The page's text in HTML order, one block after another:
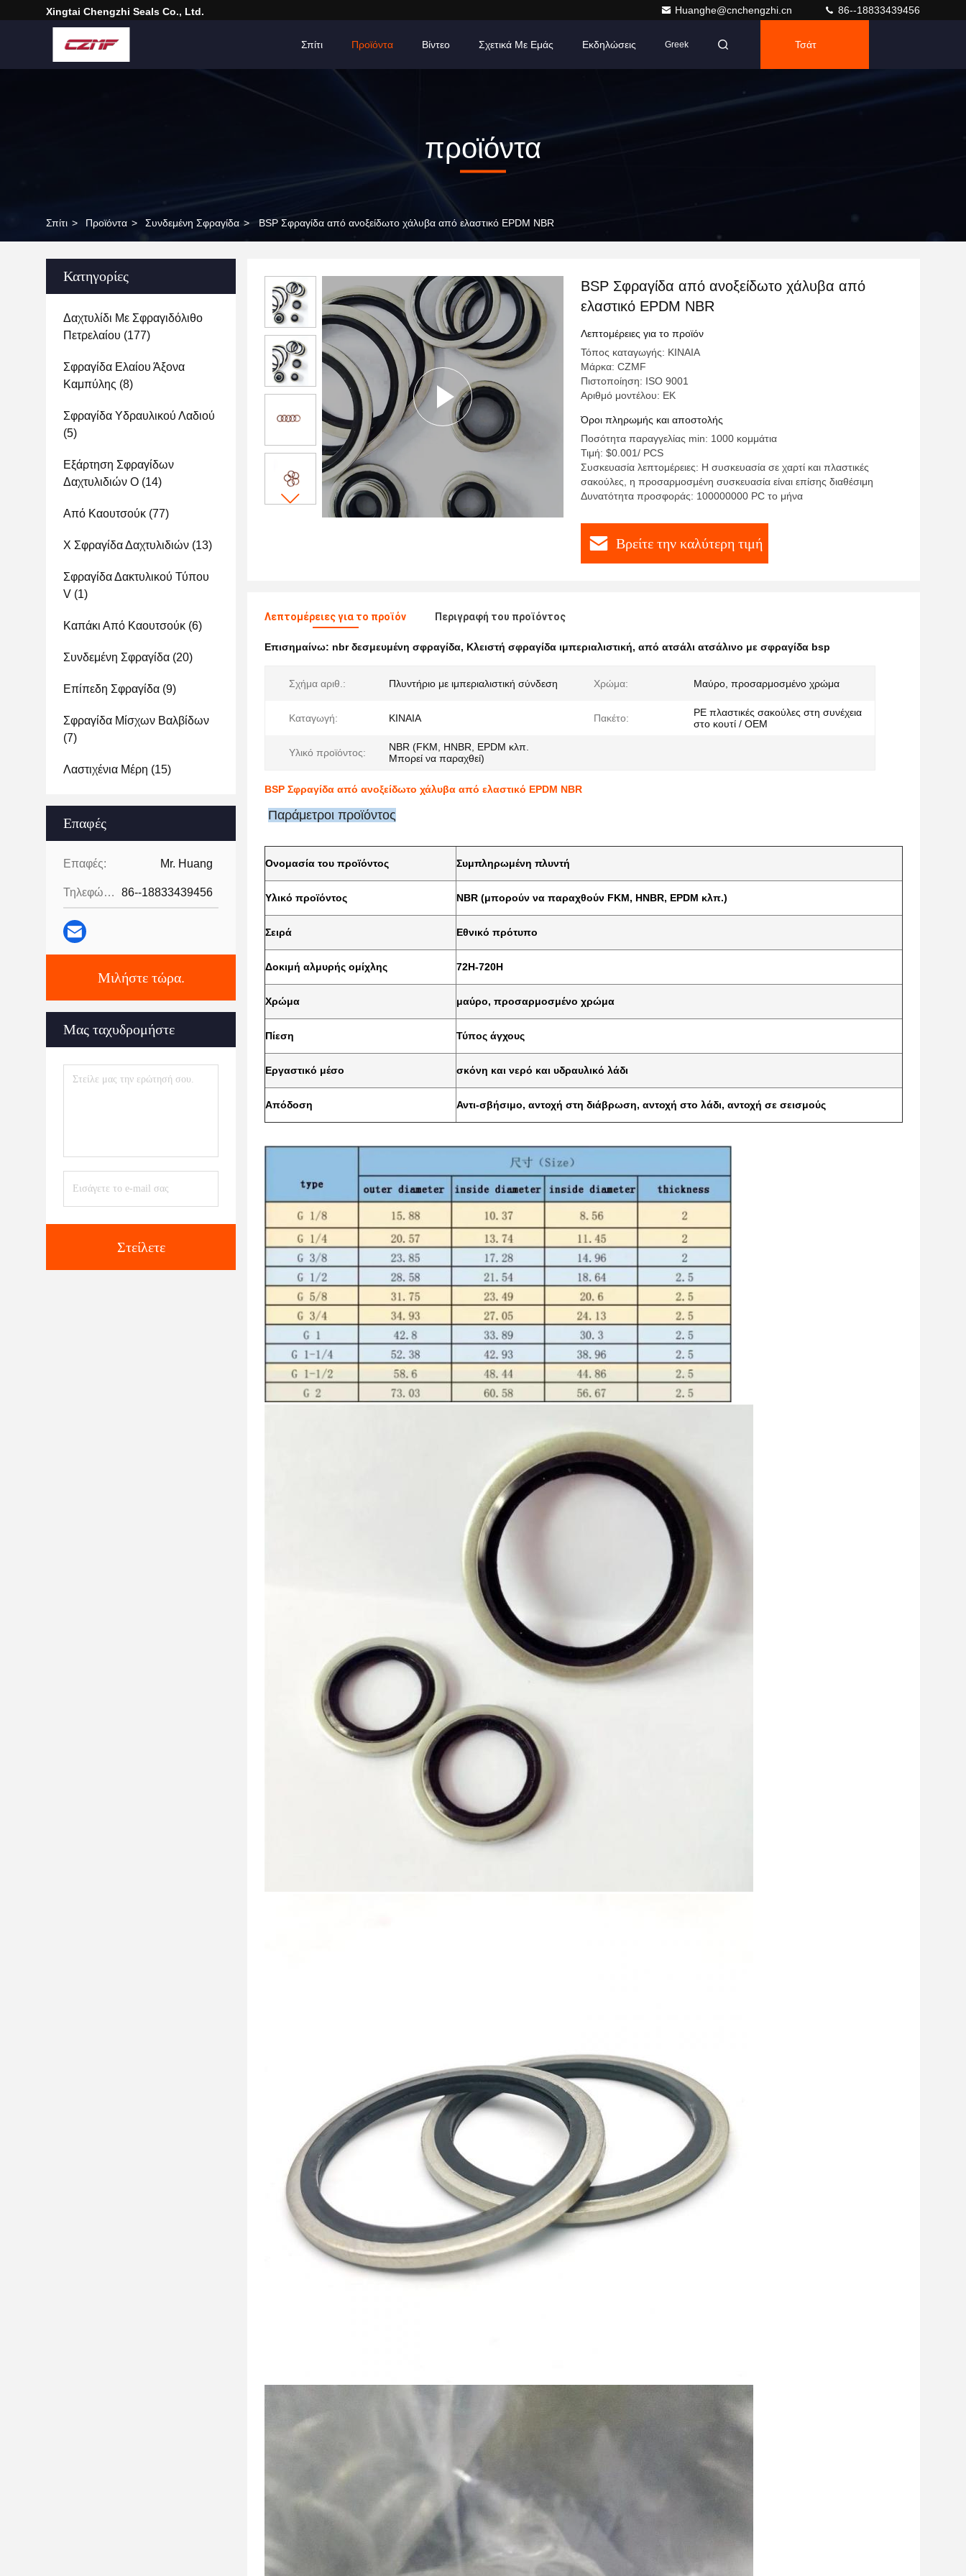
Αφήστε ένα μήνυμα
We bellen je snel terug!
υποβολή
Xingtai Chengzhi Seals Co., Ltd. Huanghe@cnchengzhi.cn 86--18833439456
Σπίτι Προϊόντα Βίντεο Σχετικά Με Εμάς Εκδηλώσεις Greek Τσάτ
προϊόντα
Σπίτι > Προϊόντα > Συνδεμένη Σφραγίδα > BSP Σφραγίδα από ανοξείδωτο χάλυβα από ελαστικό EPDM NBR
Κατηγορίες
Δαχτυλίδι Με Σφραγιδόλιθο
Πετρελαίου (177)
Σφραγίδα Ελαίου Άξονα
Καμπύλης (8)
Σφραγίδα Υδραυλικού Λαδιού
(5)
Εξάρτηση Σφραγίδων
Δαχτυλιδιών Ο (14)
Από Καουτσούκ (77)
Χ Σφραγίδα Δαχτυλιδιών (13)
Σφραγίδα Δακτυλικού Τύπου
V (1)
Καπάκι Από Καουτσούκ (6)
Συνδεμένη Σφραγίδα (20)
Επίπεδη Σφραγίδα (9)
Σφραγίδα Μίσχων Βαλβίδων
(7)
Λαστιχένια Μέρη (15)
Επαφές
Επαφές: Mr. Huang
Τηλεφώνημα: 86--18833439456
Μιλήστε τώρα.
Μας ταχυδρομήστε
Στείλετε
BSP Σφραγίδα από ανοξείδωτο χάλυβα από
ελαστικό EPDM NBR
Λεπτομέρειες για το προϊόν
Τόπος καταγωγής: ΚΙΝΑΙΑ
Μάρκα: CZMF
Πιστοποίηση: ISO 9001
Αριθμό μοντέλου: ΕΚ
Όροι πληρωμής και αποστολής
Ποσότητα παραγγελίας min: 1000 κομμάτια
Τιμή: $0.001/ PCS
Συσκευασία λεπτομέρειες: Η συσκευασία σε χαρτί και πλαστικές
σακούλες, η προσαρμοσμένη συσκευασία είναι επίσης διαθέσιμη
Δυνατότητα προσφοράς: 100000000 PC το μήνα
Βρείτε την καλύτερη τιμή
Λεπτομέρειες για το προϊόν Περιγραφή του προϊόντος
Επισημαίνω: nbr δεσμευμένη σφραγίδα, Κλειστή σφραγίδα ιμπεριαλιστική, από ατσάλι ατσάλινο με σφραγίδα bsp
Σχήμα αριθ.: Πλυντήριο με ιμπεριαλιστική σύνδεση Χρώμα: Μαύρο, προσαρμοσμένο χρώμα
Καταγωγή: ΚΙΝΑΙΑ Πακέτο:
PE πλαστικές σακούλες στη συνέχεια
στο κουτί / OEM
Υλικό προϊόντος:
NBR (FKM, HNBR, EPDM κλπ.
Μπορεί να παραχθεί)
BSP Σφραγίδα από ανοξείδωτο χάλυβα από ελαστικό EPDM NBR
Παράμετροι προϊόντος
Ονομασία του προϊόντος Συμπληρωμένη πλυντή
Υλικό προϊόντος NBR (μπορούν να παραχθούν FKM, HNBR, EPDM κλπ.)
Σειρά Εθνικό πρότυπο
Δοκιμή αλμυρής ομίχλης 72H-720H
Χρώμα μαύρο, προσαρμοσμένο χρώμα
Πίεση Τύπος άγχους
Εργαστικό μέσο σκόνη και νερό και υδραυλικό λάδι
Απόδοση Αντι-σβήσιμο, αντοχή στη διάβρωση, αντοχή στο λάδι, αντοχή σε σεισμούς